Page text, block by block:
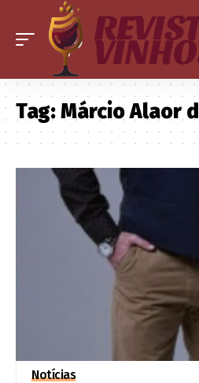
Tag:Márcio Alaor
Notícias